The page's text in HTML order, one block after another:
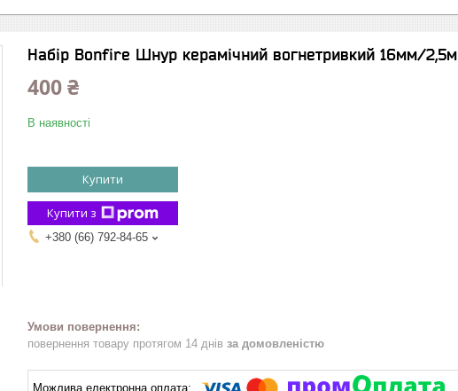
Набір Bonfire Шнур керамічний вогнетривкий 16мм/
400 ₴
В наявності
Купити
Купити з
+380 (66) 792-84-65
повернення товару протягом 14 днів за домовленістю